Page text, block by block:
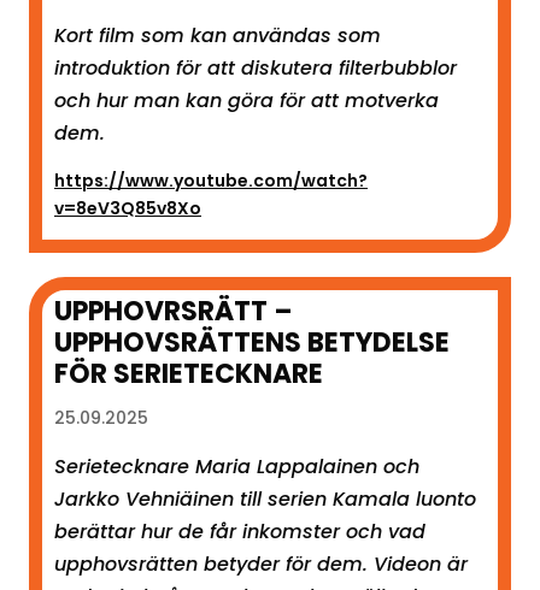
Kort film som kan användas som
introduktion för att diskutera filterbubblor
och hur man kan göra för att motverka
dem.
https://www.youtube.com/watch?
v=8eV3Q85v8Xo
UPPHOVRSRÄTT –
UPPHOVSRÄTTENS BETYDELSE
FÖR SERIETECKNARE
25.09.2025
Serietecknare Maria Lappalainen och
Jarkko Vehniäinen till serien Kamala luonto
berättar hur de får inkomster och vad
upphovsrätten betyder för dem. Videon är